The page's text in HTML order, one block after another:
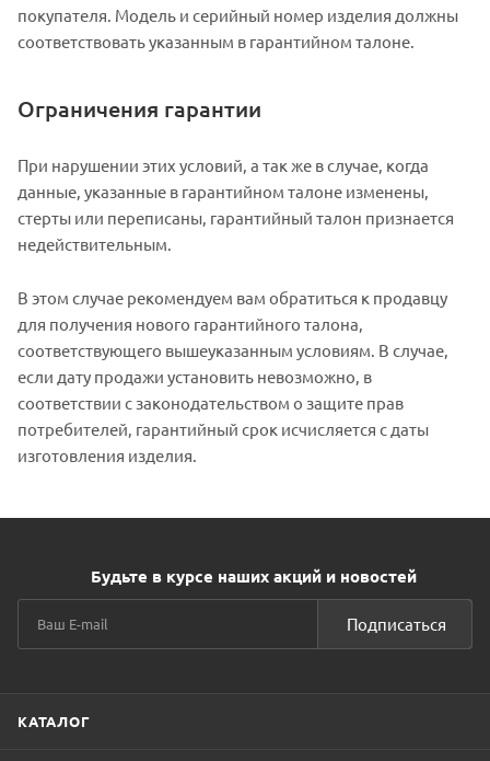
покупателя. Модель и серийный номер изделия должны
соответствовать указанным в гарантийном талоне.
Ограничения гарантии
При нарушении этих условий, а так же в случае, когда
данные, указанные в гарантийном талоне изменены,
стерты или переписаны, гарантийный талон признается
недействительным.
В этом случае рекомендуем вам обратиться к продавцу
для получения нового гарантийного талона,
соответствующего вышеуказанным условиям. В случае,
если дату продажи установить невозможно, в
соответствии с законодательством о защите прав
потребителей, гарантийный срок исчисляется с даты
изготовления изделия.
Будьте в курсе наших акций и новостей
Подписаться
КАТАЛОГ